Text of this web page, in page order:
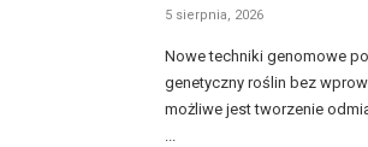
5 sierpnia, 2026
Nowe techniki genomowe
genetyczny roślin bez
możliwe jest tworzenie
...